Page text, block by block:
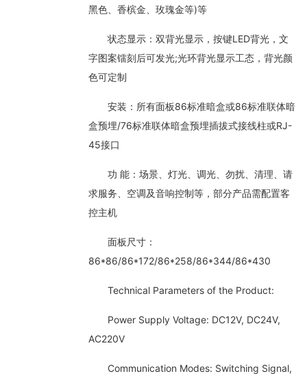
黑色、香槟金、玫瑰金等)等
状态显示：双背光显示，按键LED背光，文
字图案镭刻后可发光;光环背光显示工态，背光颜
色可定制
安装：所有面板86标准暗盒或86标准联体暗
盒预埋/76标准联体暗盒预埋插拔式接线柱或RJ-
45接口
功 能：场景、灯光、调光、勿扰、清理、请
求服务、空调及音响控制等，部分产品需配置客
控主机
面板尺寸：
86*86/86*172/86*258/86*344/86*430
Technical Parameters of the Product:
Power Supply Voltage: DC12V, DC24V,
AC220V
Communication Modes: Switching Signal,